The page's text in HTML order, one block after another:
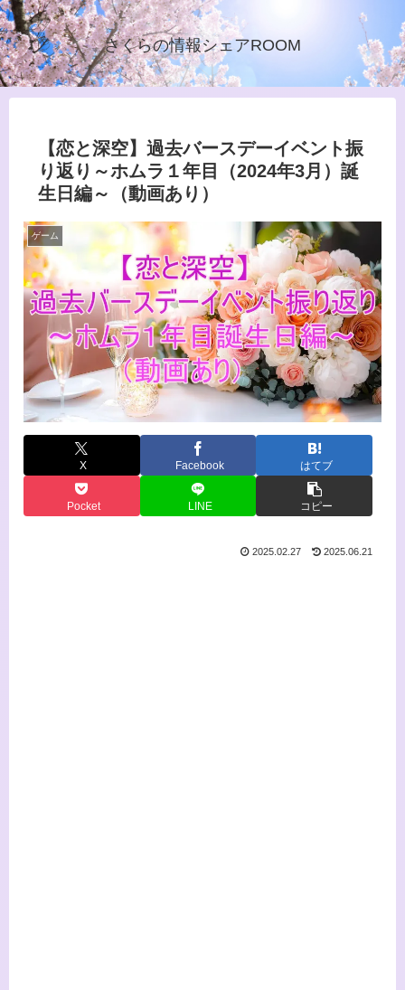
さくらの情報シェアROOM
【恋と深空】過去バースデーイベント振
り返り～ホムラ１年目（2024年3月）誕
生日編～（動画あり）
ゲーム
X Facebook はてブ
Pocket LINE コピー
2025.02.27 2025.06.21